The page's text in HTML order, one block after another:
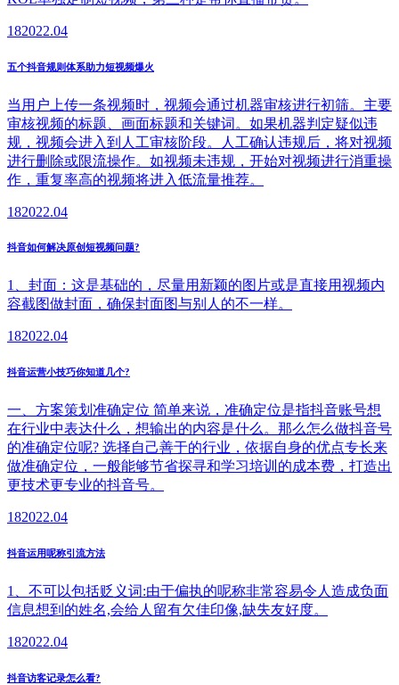
182022.04
五个抖音规则体系助力短视频爆火
当用户上传一条视频时，视频会通过机器审核进行初筛。主要
审核视频的标题、画面标题和关键词。如果机器判定疑似违
规，视频会进入到人工审核阶段。人工确认违规后，将对视频
进行删除或限流操作。如视频未违规，开始对视频进行消重操
作，重复率高的视频将进入低流量推荐。
182022.04
抖音如何解决原创短视频问题?
1、封面：这是基础的，尽量用新颖的图片或是直接用视频内
容截图做封面，确保封面图与别人的不一样。
182022.04
抖音运营小技巧你知道几个?
一、方案策划准确定位 简单来说，准确定位是指抖音账号想
在行业中表达什么，想输出的内容是什么。那么怎么做抖音号
的准确定位呢? 选择自己善于的行业，依据自身的优点专长来
做准确定位，一般能够节省探寻和学习培训的成本费，打造出
更技术更专业的抖音号。
182022.04
抖音运用呢称引流方法
1、不可以包括贬义词:由于偏执的呢称非常容易令人造成负面
信息想到的姓名,会给人留有欠佳印像,缺失友好度。
182022.04
抖音访客记录怎么看?